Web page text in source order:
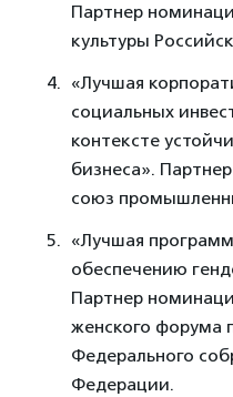
Партнер
культуры
«Лучшая
социальных
контексте
бизнеса».
союз
«Лучшая
обеспечению
Партнер
женского форума
Федерального
Федерации.